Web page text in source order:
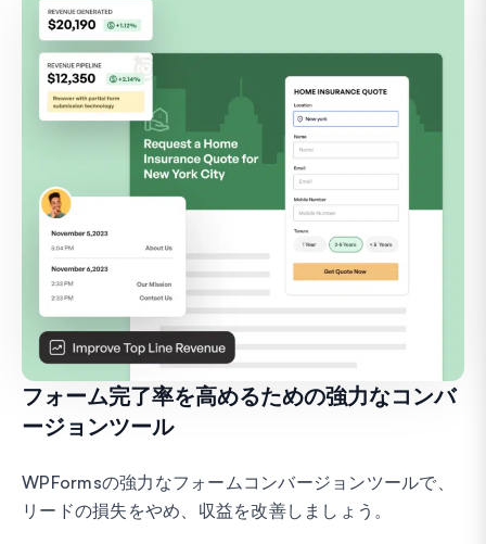
フォーム完了率を高めるための強力なコンバ
ージョンツール
WPFormsの強力なフォームコンバージョンツールで、
リードの損失をやめ、収益を改善しましょう。